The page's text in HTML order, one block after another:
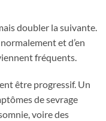
doubler la suivante.
et d’en
fréquents.
être progressif. Un
de sevrage
voire des